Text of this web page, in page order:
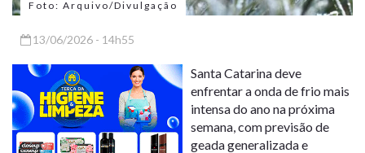
Foto: Arquivo/Divulgação
13/06/2026 - 14h55
Santa Catarina deve
enfrentar a onda de frio mais
intensa do ano na próxima
semana, com previsão de
geada generalizada e